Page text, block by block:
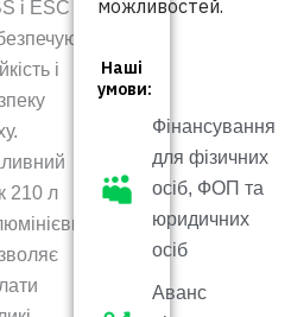
і ESC
і
210 л
можливостей.
Наші
умови:
Фінансування
для фізичних
осіб, ФОП та
юридичних
осіб
Аванс